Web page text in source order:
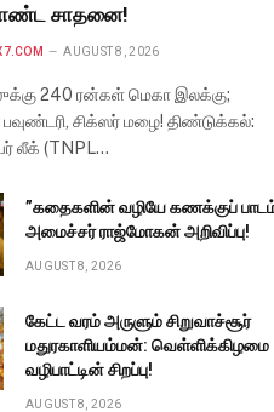
சாதனை!
AUGUST 8, 2026
240 ரன்கள் மெகா இலக்கு;
சிக்ஸர் மழை! திண்டுக்கல்:
லீக் (TNPL…
”கதைகளின் வழியே கணக்குப்
அமைச்சர் ராஜ்மோகன் அறிவிப்பு!
AUGUST 8, 2026
கேட்ட வரம் அருளும் சிறுவாச்சூர்
மதுரகாளியம்மன்: வெள்ளிக்கிழமை
வழிபாட்டின் சிறப்பு!
AUGUST 8, 2026